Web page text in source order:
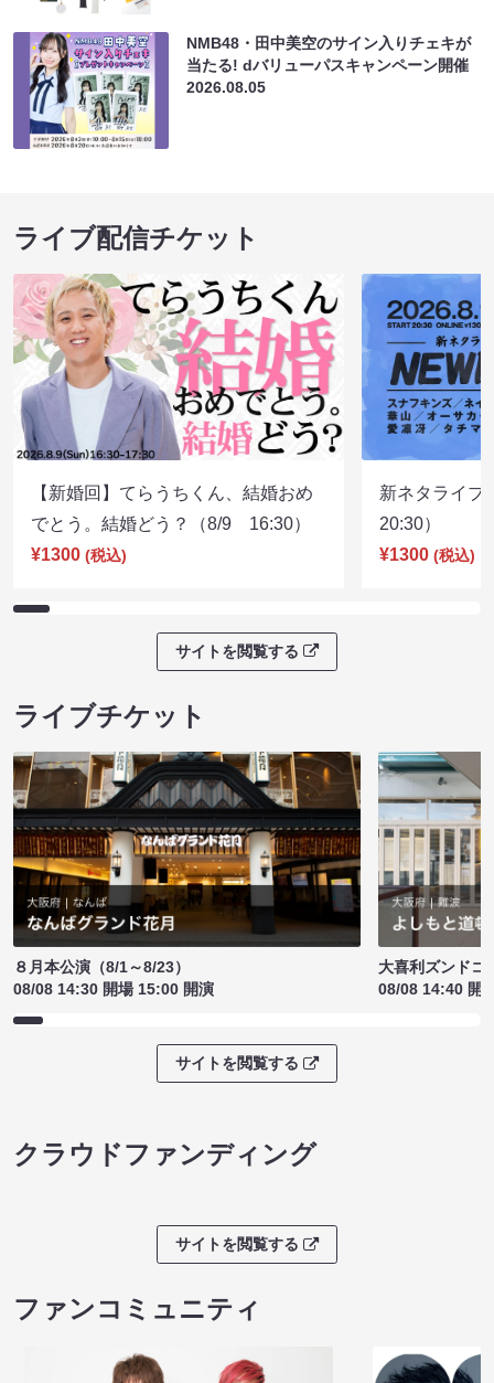
NMB48・田中美空のサイン入りチェキが
当たる! dバリューパスキャンペーン開催
2026.08.05
ライブ配信チケット
【新婚回】てらうちくん、結婚おめ
でとう。結婚どう？（8/9 16:30）
¥1300 (税込)
新ネタライ
20:30）
¥1300 (税込)
サイトを閲覧する
ライブチケット
８月本公演（8/1～8/23）
08/08 14:30 開場 15:00 開演
大喜利ズンドコ
08/08 14:40 開
サイトを閲覧する
クラウドファンディング
サイトを閲覧する
ファンコミュニティ